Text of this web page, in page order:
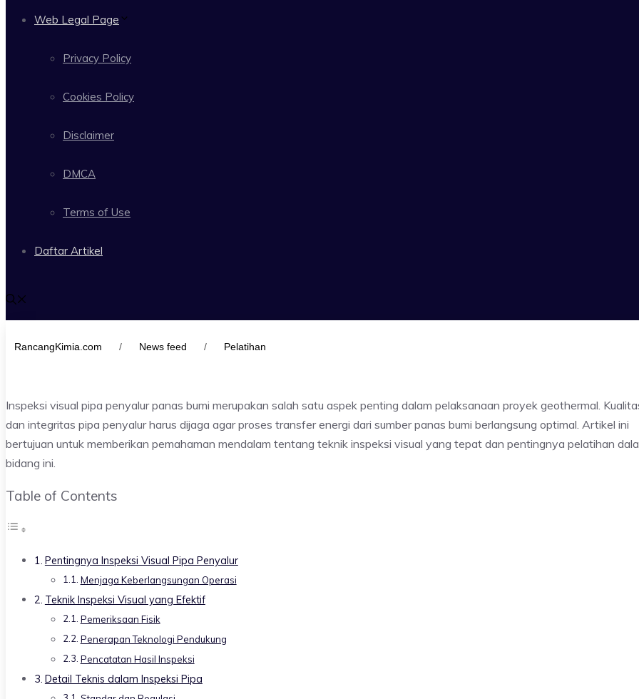
Web Legal Page
Privacy Policy
Cookies Policy
Disclaimer
DMCA
Terms of Use
Daftar Artikel
RancangKimia.com / News feed / Pelatihan
Inspeksi visual pipa penyalur panas bumi merupakan salah satu aspek penting dalam pelaksanaan proyek geothermal.
dan integritas pipa penyalur harus dijaga agar proses transfer energi dari sumber panas bumi berlangsung optimal. Artikel ini
bertujuan untuk memberikan pemahaman mendalam tentang teknik inspeksi visual yang tepat dan pentingnya pelatihan
bidang ini.
Table of Contents
Pentingnya Inspeksi Visual Pipa Penyalur
Menjaga Keberlangsungan Operasi
Teknik Inspeksi Visual yang Efektif
Pemeriksaan Fisik
Penerapan Teknologi Pendukung
Pencatatan Hasil Inspeksi
Detail Teknis dalam Inspeksi Pipa